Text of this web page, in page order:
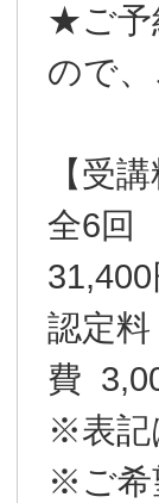
★ご予
ので
【受講
全6回
31,400
認定
費
※表記
※ご希